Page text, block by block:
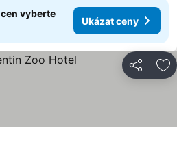
vyberte
Ukázat ceny
Sdílet